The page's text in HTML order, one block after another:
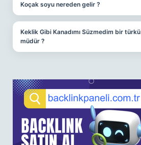
Koçak soyu nereden gelir ?
Keklik Gibi Kanadımı Süzmedim bir türkü
müdür ?